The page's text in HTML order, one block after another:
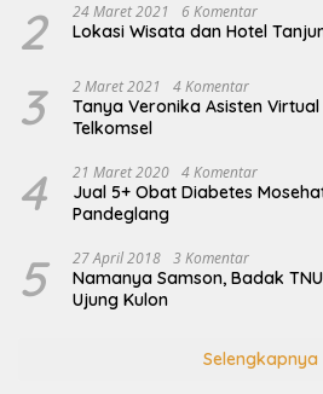
2 24 Maret 2021 6 Komentar
Lokasi Wisata dan Hotel
3 2 Maret 2021 4 Komentar
Tanya Veronika Asisten
Telkomsel
4 21 Maret 2020 4 Komentar
Jual 5+ Obat Diabetes
Pandeglang
5 27 April 2018 3 Komentar
Namanya Samson, Badak
Ujung Kulon
Selengkapnya